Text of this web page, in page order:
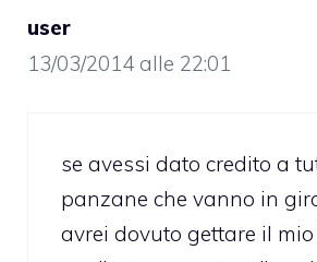
user
13/03/2014 alle 22:01
se avessi dato credito a
panzane che vanno in
avrei dovuto gettare il